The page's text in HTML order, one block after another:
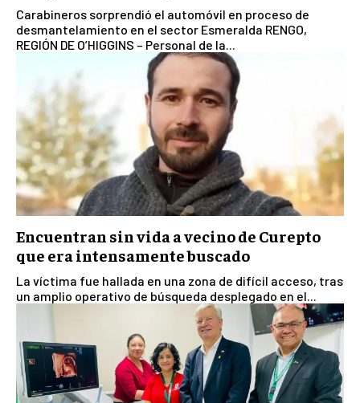
Carabineros sorprendió el automóvil en proceso de
desmantelamiento en el sector Esmeralda RENGO,
REGIÓN DE O’HIGGINS – Personal de la...
Encuentran sin vida a vecino de Curepto
que era intensamente buscado
La víctima fue hallada en una zona de difícil acceso, tras
un amplio operativo de búsqueda desplegado en el...